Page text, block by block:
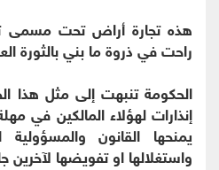
هذه تجارة أراض تحت مسمى
راحت في ذروة ما بني بالثورة
الحكومة تنبهت إلى مثل هذا
إنذارات لهؤلاء المالكين في
يمنحها القانون والمسؤولية
واستغلالها او تفويضها لآخرين